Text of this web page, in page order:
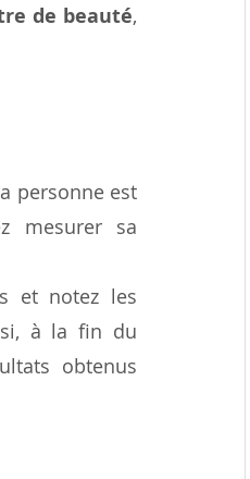
de beauté,
personne est
mesurer sa
et notez les
à la fin du
obtenus